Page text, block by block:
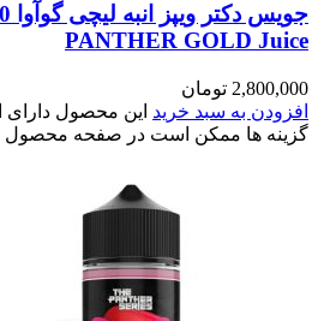
PANTHER GOLD Juice
2,800,000 تومان
افزودن به سبد خرید این محصول دارای
گزینه ها ممکن است در صفحه محصول